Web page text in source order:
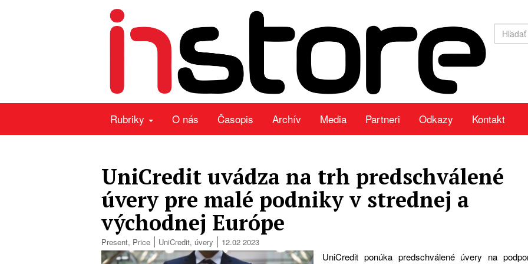
Rubriky O nás Časopis Archív Media Partneri Odkazy Kontakt
UniCredit uvádza na trh predschválené
úvery pre malé podniky v strednej a
východnej Európe
Present, Price UniCredit, úvery 12.02 2023
UniCredit ponúka predschválené úvery na